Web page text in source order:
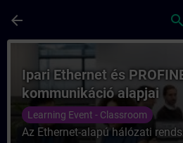
arrow_back search
コース - Ipari Ethernet
Ipari Ethernet és
kommunikáció alapjai
Learning Event - Classroom
Az Ethernet-alapú hálózati